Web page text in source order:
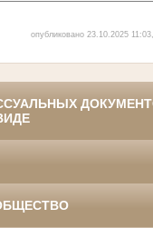
опубликовано 23.10.2025